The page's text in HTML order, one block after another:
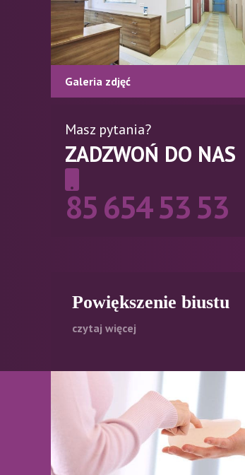
Galeria zdjęć
Masz pytania?
ZADZWOŃ DO NAS
85 654 53 53
Powiększenie biustu
czytaj więcej